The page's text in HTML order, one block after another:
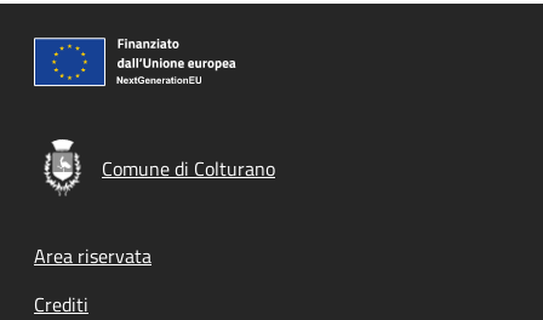
Comune di Colturano
Footer menu
Area riservata
Crediti